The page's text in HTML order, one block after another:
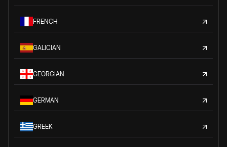
FRENCH
GALICIAN
GEORGIAN
GERMAN
GREEK